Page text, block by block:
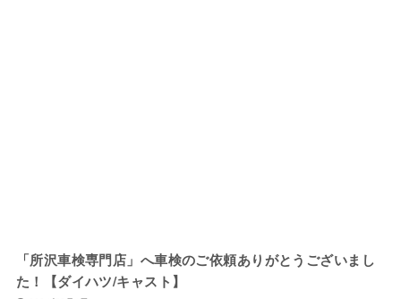
「所沢車検専門店」へ車検のご依頼ありがとうございまし
た！【ダイハツ/キャスト】